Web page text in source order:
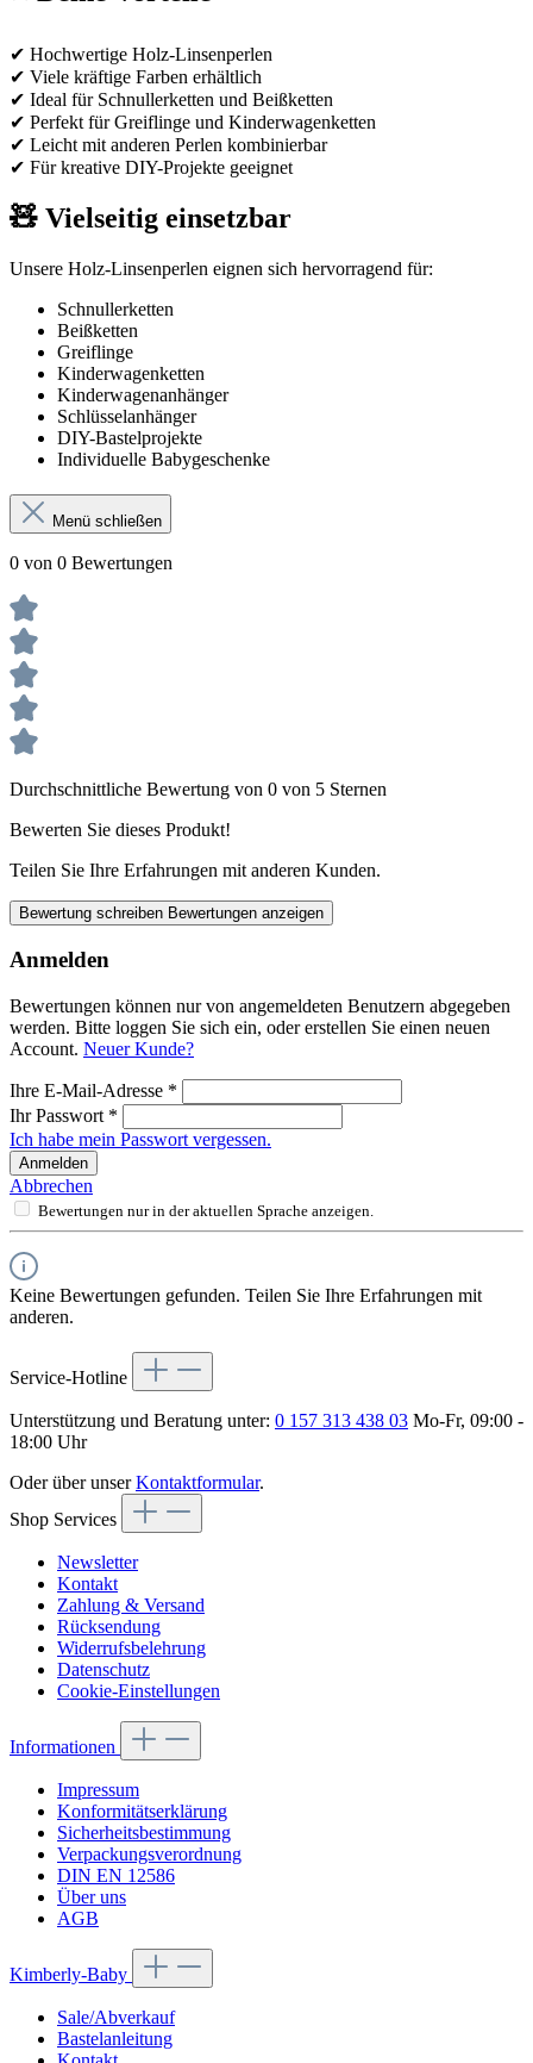
✔ Hochwertige Holz-Linsenperlen
✔ Viele kräftige Farben erhältlich
✔ Ideal für Schnullerketten und Beißketten
✔ Perfekt für Greiflinge und Kinderwagenketten
✔ Leicht mit anderen Perlen kombinierbar
✔ Für kreative DIY-Projekte geeignet
🧸 Vielseitig einsetzbar
Unsere Holz-Linsenperlen eignen sich hervorragend für:
Schnullerketten
Beißketten
Greiflinge
Kinderwagenketten
Kinderwagenanhänger
Schlüsselanhänger
DIY-Bastelprojekte
Individuelle Babygeschenke
Menü schließen
0 von 0 Bewertungen
Durchschnittliche Bewertung von 0 von 5 Sternen
Bewerten Sie dieses Produkt!
Teilen Sie Ihre Erfahrungen mit anderen Kunden.
Bewertung schreiben Bewertungen anzeigen
Anmelden
Bewertungen können nur von angemeldeten Benutzern abgegeben
werden. Bitte loggen Sie sich ein, oder erstellen Sie einen neuen
Account. Neuer Kunde?
Ihre E-Mail-Adresse *
Ihr Passwort *
Ich habe mein Passwort vergessen.
Anmelden
Abbrechen
Bewertungen nur in der aktuellen Sprache anzeigen.
Keine Bewertungen gefunden. Teilen Sie Ihre Erfahrungen mit
anderen.
Service-Hotline
Unterstützung und Beratung unter: 0 157 313 438 03 Mo-Fr, 09:00 -
18:00 Uhr
Oder über unserKontaktformular.
Shop Services
Newsletter
Kontakt
Zahlung & Versand
Rücksendung
Widerrufsbelehrung
Datenschutz
Cookie-Einstellungen
Informationen
Impressum
Konformitätserklärung
Sicherheitsbestimmung
Verpackungsverordnung
DIN EN 12586
Über uns
AGB
Kimberly-Baby
Sale/Abverkauf
Bastelanleitung